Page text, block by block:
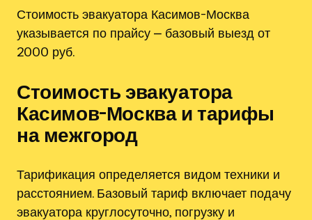
Стоимость эвакуатора Касимов-Москва
указывается по прайсу ⎼ базовый выезд от
2000 руб.
Стоимость эвакуатора
Касимов-Москва и тарифы
на межгород
Тарификация определяется видом техники и
расстоянием. Базовый тариф включает подачу
эвакуатора круглосуточно, погрузку и